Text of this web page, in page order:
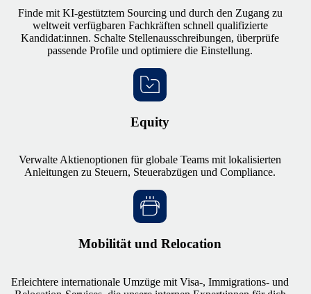
Finde mit KI-gestütztem Sourcing und durch den Zugang zu
weltweit verfügbaren Fachkräften schnell qualifizierte
Kandidat:innen. Schalte Stellenausschreibungen, überprüfe
passende Profile und optimiere die Einstellung.
Equity
Verwalte Aktienoptionen für globale Teams mit lokalisierten
Anleitungen zu Steuern, Steuerabzügen und Compliance.
Mobilität und Relocation
Erleichtere internationale Umzüge mit Visa-, Immigrations- und